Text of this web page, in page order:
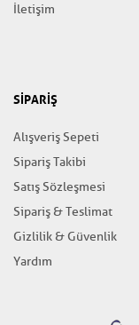
İletişim
SİPARİŞ
Alışveriş Sepeti
Sipariş Takibi
Satış Sözleşmesi
Sipariş & Teslimat
Gizlilik & Güvenlik
Yardım